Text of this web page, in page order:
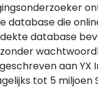
database die
database
aan YX
tot 5 miljoen